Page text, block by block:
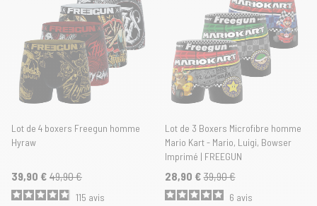
Lot de 4 boxers Freegun homme
Hyraw
39,90 € 49,90 €
115 avis
Lot de 3 Boxers Microfibre homme
Mario Kart - Mario, Luigi, Bowser
Imprimé | FREEGUN
28,90 € 39,90 €
6 avis